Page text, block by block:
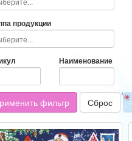
продукции
Наименование
фильтр Сброс